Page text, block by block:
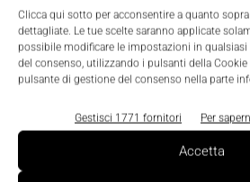
Clicca qui sotto per acconsentire a quanto
dettagliate. Le tue scelte saranno applicate
possibile modificare le impostazioni in
del consenso, utilizzando i pulsanti della
pulsante di gestione del consenso nella parte
Gestisci 1771 fornitori Per
Accetta
'Animated Elements'. Con la
Message', Sinumerik 828D
monitoraggio attraverso sms. In
all'impostazione del profilo del
macchina trasmette
pezzo in lavorazione, rapporti
dell'utensile e addirittura